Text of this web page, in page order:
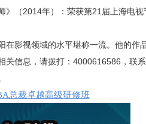
》（2014年）：荣获第21届上海电视
在影视领域的水平堪称一流。他的
关信息，请拨打：4000616586，联
总裁卓越高级研修班